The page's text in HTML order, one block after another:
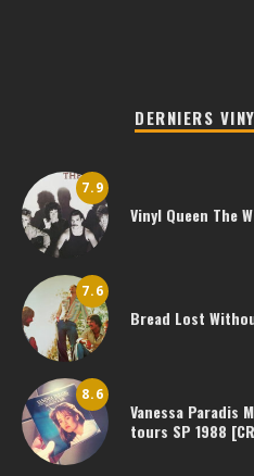
DERNIERS
7.9
Vinyl Queen The
7.6
Bread Lost
8.6
Vanessa Paradis
tours SP 1988